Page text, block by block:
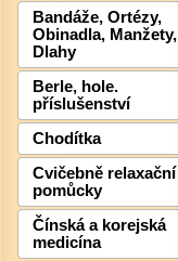
Bandáže, Ortézy,
Obinadla, Manžety,
Dlahy
Berle, hole.
příslušenství
Chodítka
Cvičebně relaxační
pomůcky
Čínská a korejská
medicína